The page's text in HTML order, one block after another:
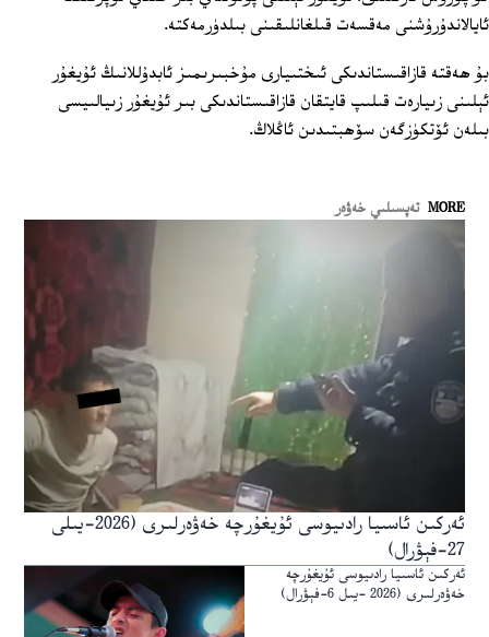
ئايالاندۇرۇشنى مەقسەت قىلغانلىقىنى بىلدۈرمەكتە.
بۇ ھەقتە قازاقىستاندىكى ئىختىيارى مۇخبىرىمىز ئابدۇللانىڭ ئۇيغۇر
ئېلىنى زىيارەت قىلىپ قايتقان قازاقىستاندىكى بىر ئۇيغۇر زىيالىيسى
بىلەن ئۆتكۈزگەن سۆھبتىدىن ئاڭلاڭ.
MORE تەپسىلىي خەۋەر
ئەركىن ئاسىيا رادىيوسى ئۇيغۇرچە خەۋەرلىرى (2026-يىلى
27-فېۋرال)
ئەركىن ئاسىيا رادىيوسى ئۇيغۇرچە
خەۋەرلىرى (2026 -يىل 6-فېۋرال)